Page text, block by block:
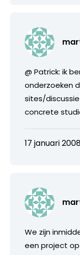
@ Patrick: ik
onderzoeken
sites/
concrete
17 januari
We zijn
een project